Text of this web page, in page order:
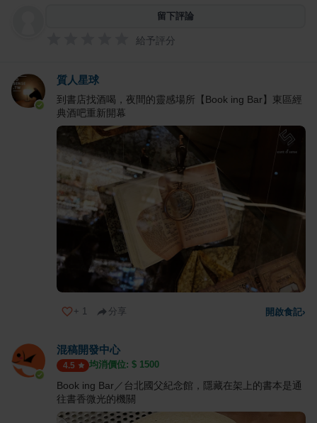
留下評論
給予評分
質人星球
到書店找酒喝，夜間的靈感場所【Book ing Bar】東區經
典酒吧重新開幕
+ 1 分享 開啟食記›
混稿開發中心
4.5 均消價位: $ 1500
Book ing Bar／台北國父紀念館，隱藏在架上的書本是通
往書香微光的機關